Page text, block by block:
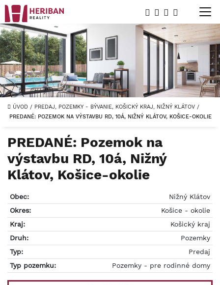
ÚVOD / PREDAJ, POZEMKY - BÝVANIE, KOŠICKÝ KRAJ, NIŽNÝ KLÁTOV /
PREDANÉ: POZEMOK NA VÝSTAVBU RD, 10Á, NIŽNÝ KLÁTOV, KOŠICE-OKOLIE
PREDANÉ: Pozemok na
výstavbu RD, 10á, Nižný
Klátov, Košice-okolie
Obec:
Nižný Klátov
Okres:
Košice - okolie
Kraj:
Košický kraj
Druh:
Pozemky
Typ:
Predaj
Typ pozemku:
Pozemky - pre rodinné domy